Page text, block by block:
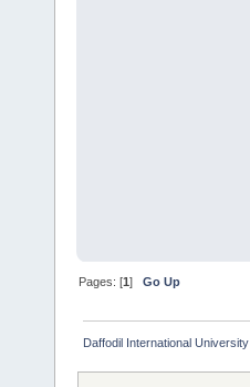
Pages: [1]Go Up
Daffodil International University